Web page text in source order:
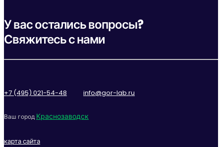
У вас остались вопросы?
Свяжитесь с нами
+7 (495) 021-54-48 info@gor-lab.ru
Ваш город Краснозаводск
карта сайта